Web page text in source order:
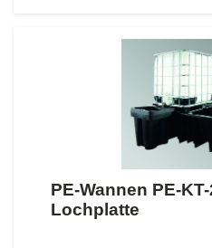
PE-Wannen PE-
Lochplatte